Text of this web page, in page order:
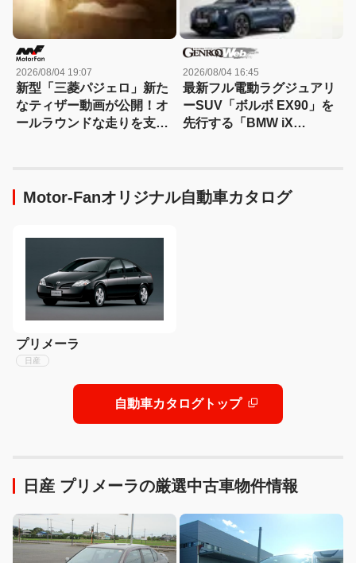
2026/08/04 19:07
新型「三菱パジェロ」新た
なティザー動画が公開！オ
ールラウンドな走りを支え
2026/08/04 16:45
最新フル電動ラグジュアリ
ーSUV「ボルボ EX90」を
先行する「BMW iX
Motor-Fanオリジナル自動車カタログ
プリメーラ
日産
自動車カタログトップ
日産 プリメーラの厳選中古車物件情報